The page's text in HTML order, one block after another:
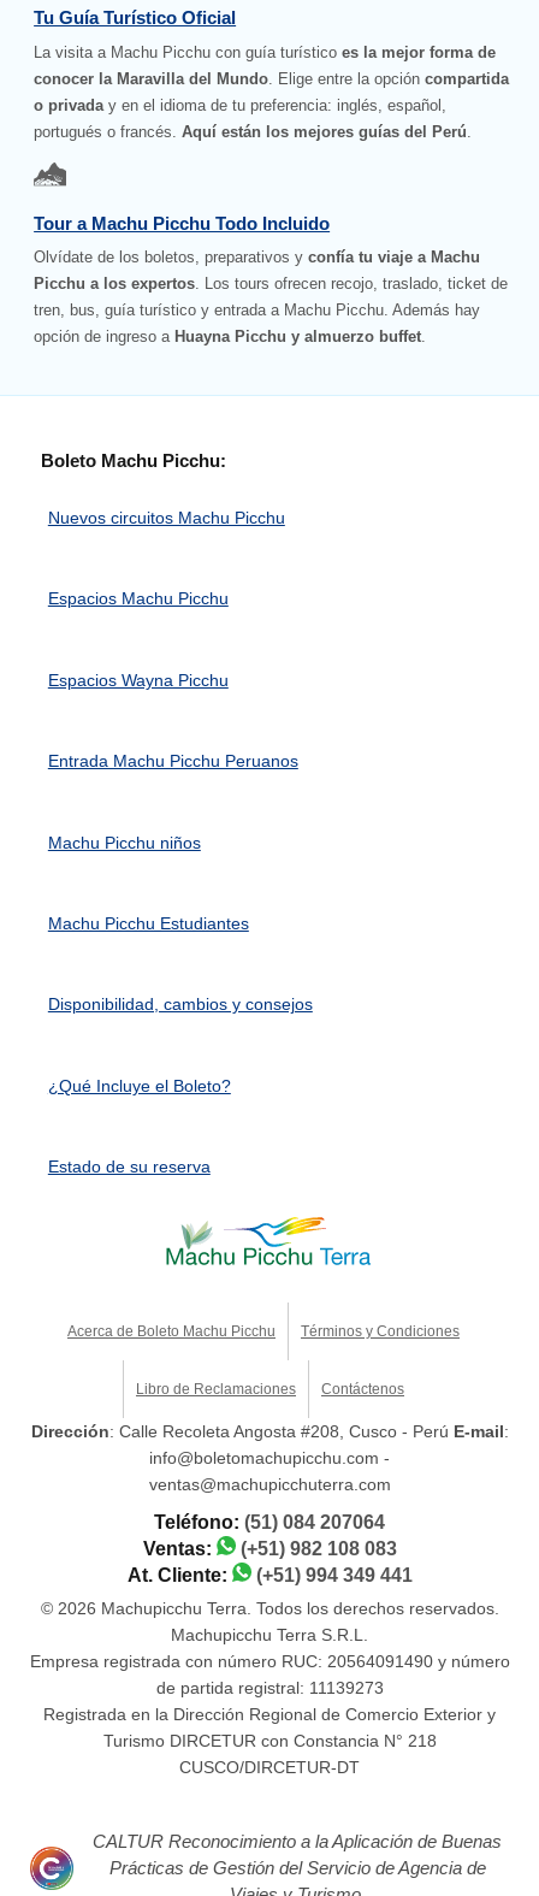
Tu Guía Turístico Oficial
La visita a Machu Picchu con guía turístico es la mejor forma de
conocer la Maravilla del Mundo . Elige entre la opcióncompartida
o privada y en el idioma de tu preferencia: inglés, español,
portugués o francés.Aquí están los mejores guías del Perú
Tour a Machu Picchu Todo Incluido
Olvídate de los boletos, preparativos yconfía tu viaje a Machu
Picchu a los expertos. Los tours ofrecen recojo, traslado, ticket de
tren, bus, guía turístico y entrada a Machu Picchu. Además hay
opción de ingreso a Huayna Picchu y almuerzo buffet.
Boleto Machu Picchu:
Nuevos circuitos Machu Picchu
Espacios Machu Picchu
Espacios Wayna Picchu
Entrada Machu Picchu Peruanos
Machu Picchu niños
Machu Picchu Estudiantes
Disponibilidad, cambios y consejos
¿Qué Incluye el Boleto?
Estado de su reserva
Acerca de Boleto Machu Picchu Términos y Condiciones
Libro de Reclamaciones Contáctenos
Dirección: Calle Recoleta Angosta #208, Cusco - Perú E-mail:
info@boletomachupicchu.com -
ventas@machupicchuterra.com
Teléfono: (51) 084 207064
Ventas:
(+51) 982 108 083
At. Cliente:
(+51) 994 349 441
© 2026 Machupicchu Terra. Todos los derechos reservados.
Machupicchu Terra S.R.L.
Empresa registrada con número RUC: 20564091490 y número
de partida registral: 11139273
Registrada en la Dirección Regional de Comercio Exterior y
Turismo DIRCETUR con Constancia N° 218
CUSCO/DIRCETUR-DT
CALTUR Reconocimiento a la Aplicación de Buenas
Prácticas de Gestión del Servicio de Agencia de